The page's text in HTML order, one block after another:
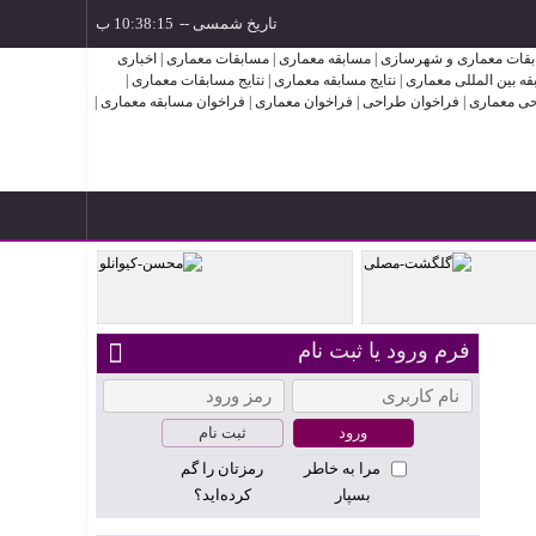
تاریخ شمسی --
و محسن کیوانلوفرم ورود یا ثبت نام
ثبت نام
مرا به خاطر
بسپار
رمزتان را گم
کرده‌اید؟